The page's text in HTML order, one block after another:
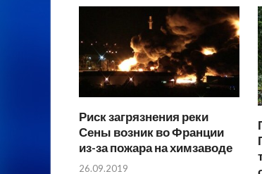
Риск загрязнения реки
Сены возник во Франции
из-за пожара на химзаводе
26.09.2019